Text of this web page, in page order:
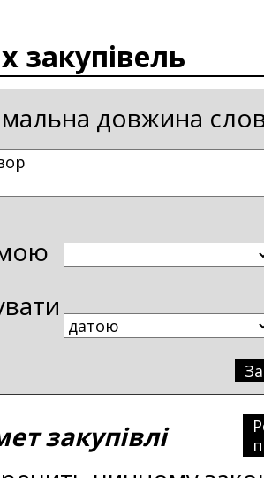
закупівель
довжина
закупівлі